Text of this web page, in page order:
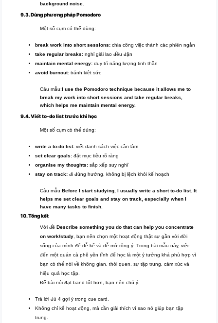
background noise.
9.3. Dùng phương pháp Pomodoro
Một số cụm có thể dùng:
break work into short sessions: chia công việc thành các phiên ngắn
take regular breaks: nghỉ giải lao đều đặn
maintain mental energy: duy trì năng lượng tinh thần
avoid burnout: tránh kiệt sức
Câu mẫu:I use the Pomodoro technique because it allows me to
break my work into short sessions and take regular breaks,
which helps me maintain mental energy.
9.4. Viết to-do list trước khi học
Một số cụm có thể dùng:
write a to-do list: viết danh sách việc cần làm
set clear goals: đặt mục tiêu rõ ràng
organise my thoughts: sắp xếp suy nghĩ
stay on track: đi đúng hướng, không bị lệch khỏi kế hoạch
Câu mẫu:Before I start studying, I usually write a short to-do list. It
helps me set clear goals and stay on track, especially when I
have many tasks to finish.
10. Tổng kết
Với đềDescribe something you do that can help you concentrate
on work/study , bạn nên chọn một hoạt động thật sự gần với đời
sống của mình để dễ kể và dễ mở rộng ý. Trong bài mẫu này, việc
đến một quán cà phê yên tĩnh để học là một ý tưởng khá phù hợp vì
bạn có thể nói về không gian, thói quen, sự tập trung, cảm xúc và
hiệu quả học tập.
Để bài nói đạt band tốt hơn, bạn nên chú ý:
Trả lời đủ 4 gợi ý trong cue card.
Không chỉ kể hoạt động, mà cần giải thích vì sao nó giúp bạn tập
trung.